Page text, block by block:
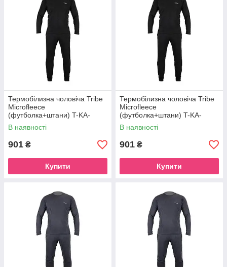
Термобілизна чоловіча Tribe
Microfleece
(футболка+штани) T-KA-
0015-black, T-KA-0015-black-
S
В наявності
901 ₴
Купити
Термобілизна чоловіча Tribe
Microfleece
(футболка+штани) T-KA-
0015-black, T-KA-0015-black-
XL
В наявності
901 ₴
Купити